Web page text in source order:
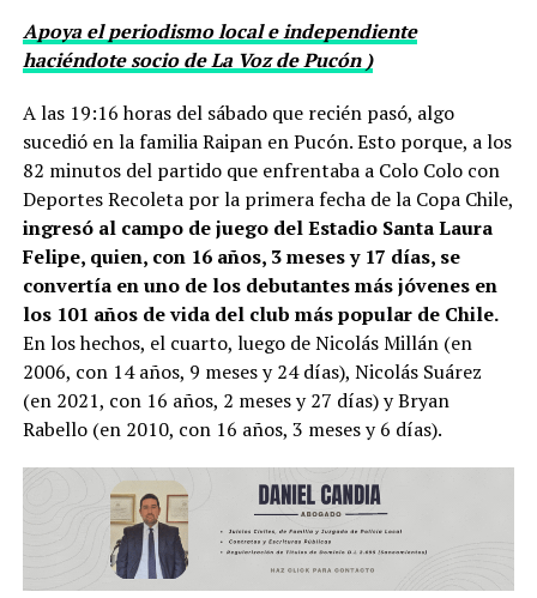
Apoya el periodismo local e independiente
haciéndote socio de La Voz de Pucón )
A las 19:16 horas del sábado que recién pasó, algo
sucedió en la familia Raipan en Pucón. Esto porque, a los
82 minutos del partido que enfrentaba a Colo Colo con
Deportes Recoleta por la primera fecha de la Copa Chile,
ingresó al campo de juego del Estadio Santa Laura
Felipe, quien, con 16 años, 3 meses y 17 días, se
convertía en uno de los debutantes más jóvenes en
los 101 años de vida del club más popular de Chile.
En los hechos, el cuarto, luego de Nicolás Millán (en
2006, con 14 años, 9 meses y 24 días), Nicolás Suárez
(en 2021, con 16 años, 2 meses y 27 días) y Bryan
Rabello (en 2010, con 16 años, 3 meses y 6 días).